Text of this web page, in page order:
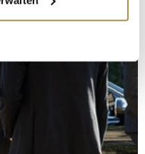
Lage
Meter genau sein
identifizieren
persönlichen Daten
Ihre Präferenzen im